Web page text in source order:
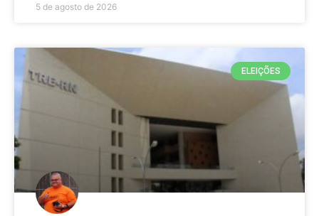
5 de agosto de 2026
ELEIÇÕES